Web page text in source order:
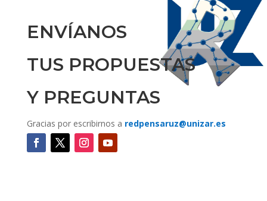
ENVÍANOS
TUS PROPUESTAS
Y PREGUNTAS
Gracias por escribirnos a redpensaruz@unizar.es